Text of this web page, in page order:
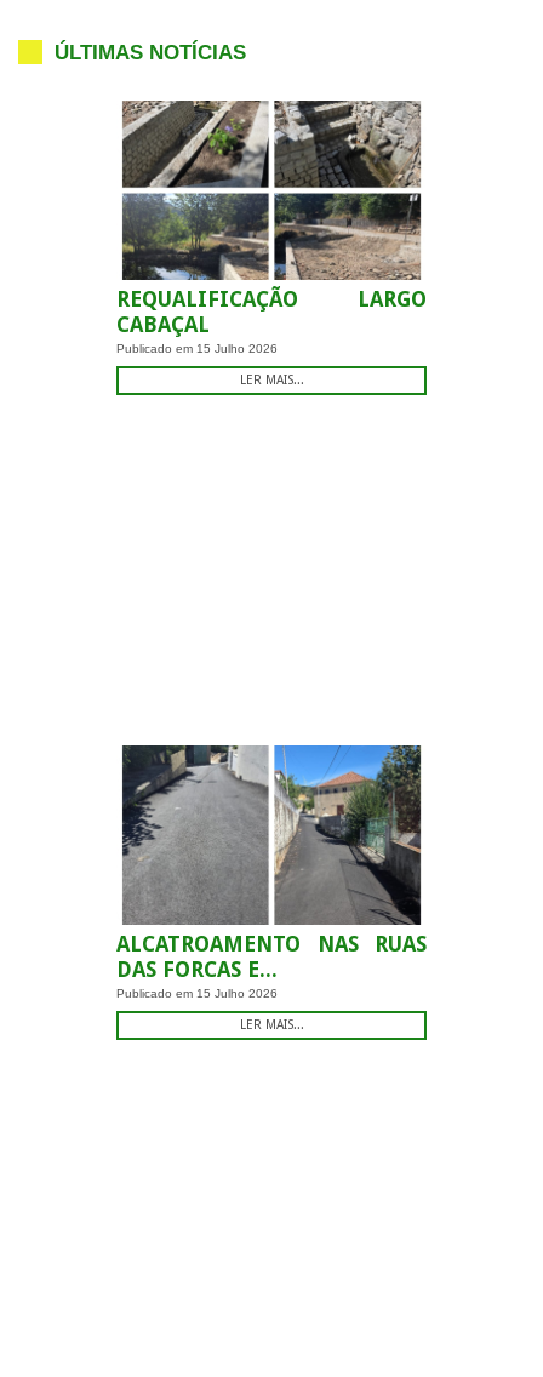
ÚLTIMAS NOTÍCIAS
REQUALIFICAÇÃO LARGO
CABAÇAL
Publicado em 15 Julho 2026
LER MAIS...
ALCATROAMENTO NAS RUAS
DAS FORCAS E...
Publicado em 15 Julho 2026
LER MAIS...